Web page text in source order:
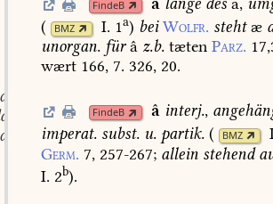
FindeB
(
BMZ I. 1a) bei Wolfr. stehtæ
unorgan. fürâ z.b. tæten Parz.
wært 166, 7. 326, 20.
FindeB â interj.,
imperat. subst. u. partik. ( BMZ
Germ. 7, 257-267; allein stehend
I. 2b).